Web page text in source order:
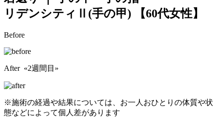
リデンシティⅡ(手の甲)
【60代女性】
Before
After «2週間目»
※施術の経過や結果については、お一人おひとりの体質や状
態などによって個人差があります